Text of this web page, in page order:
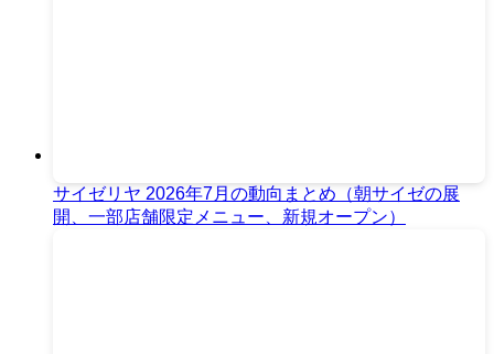
サイゼリヤ 2026年7月の動向まとめ（朝サイゼの展
開、一部店舗限定メニュー、新規オープン）